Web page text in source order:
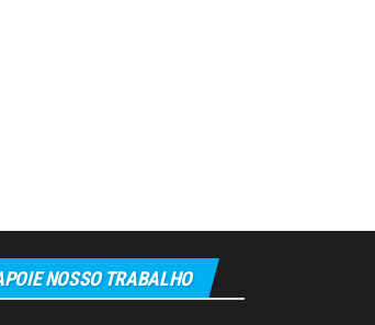
NOSSO TRABALHO